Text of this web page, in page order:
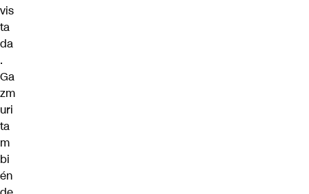
vis
ta
da
.
Ga
zm
uri
ta
m
bi
én